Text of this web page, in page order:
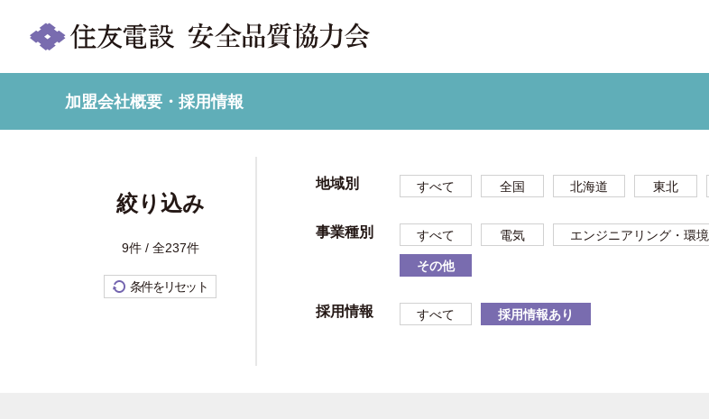
加盟会社概要・採用情報
絞り込み
9件 / 全237件
条件をリセット
地域別 すべて 全国 北海道 東北
事業種別 すべて 電気 エンジニアリング・環境
その他
採用情報 すべて 採用情報あり